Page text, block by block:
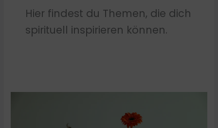
Hier findest du Themen, die dich
spirituell inspirieren können.